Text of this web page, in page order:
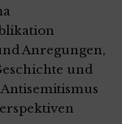
Anregungen,
und